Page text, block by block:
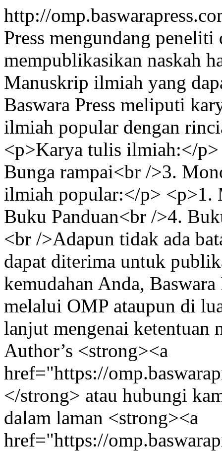
http://
Press mengundang
mempublikasikan naskah
Manuskrip ilmiah yang
Baswara Press meliputi
ilmiah popular dengan
<p>Karya tulis ilmiah:</
Bunga rampai<br />3.
ilmiah popular:</p> <p>1.
Buku Panduan<br />4.
<br />Adapun tidak ada
dapat diterima untuk
kemudahan Anda,
melalui OMP ataupun di
lanjut mengenai ketentuan
Author’s <strong><a
href="https://
</strong> atau hubungi
dalam laman <strong><a
href="https://